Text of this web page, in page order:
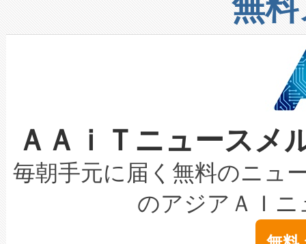
設備整備および立ち上げ調整
加組織は、Enzeneのバイオ
選定された製品について、自
取得できる可能性もあります
設には、3億～4億ドルかか
最高経営責任者（CEO）であ
す。「当社のfully-connected
ームを利用すれば、6,000万
る電力網に大きな負担をかけ
事業者の負担軽減という課題
系統連系を迅速にし、ピーク
限を超えて利用可能な電力容
持できるよう貢献します。こ
ービスレベル契約（SLA）違
テリー性能の劣化によるダウ
念は、現在データセンターが
したAvia 2は、1,000メート
狭視野のFOVを切り替えるこ
ケーブル、枝などの細かな対
なレーザースポットにより、
な環境下でも豊かなディテー
キロメートル範囲を検出
LiDAR for Inspections,
は1535 nmレーザーを搭載。
ＡＡｉＴニュース
毎朝手元に届く無料のニュ
のアジアＡＩ